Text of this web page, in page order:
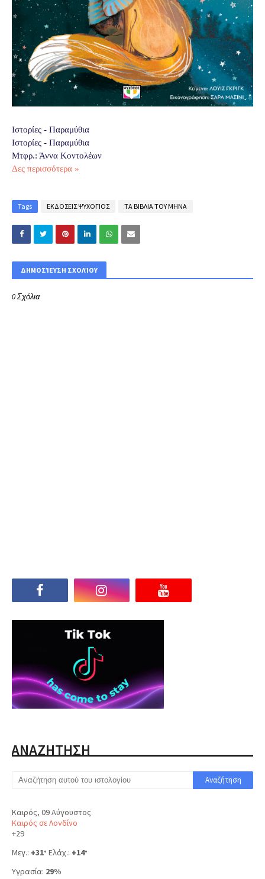
Ιστορίες - Παραμύθια
Ιστορίες - Παραμύθια
Μτφρ.: Άννα Κοντολέων
Δες περισσότερα »
Tags ΕΚΔΟΣΕΙΣ ΨΥΧΟΓΙΟΣ ΤΑ ΒΙΒΛΙΑ ΤΟΥ ΜΗΝΑ
ΔΗΜΟΣΊΕΥΣΗ ΣΧΟΛΊΟΥ
0 Σχόλια
ΑΝΑΖΗΤΗΣΗ
Καιρός, 09 Αύγουστος
Καιρός σε Λονδίνο
+29
Μεγ.: +31° Ελάχ.: +14°
Υγρασία: 29%